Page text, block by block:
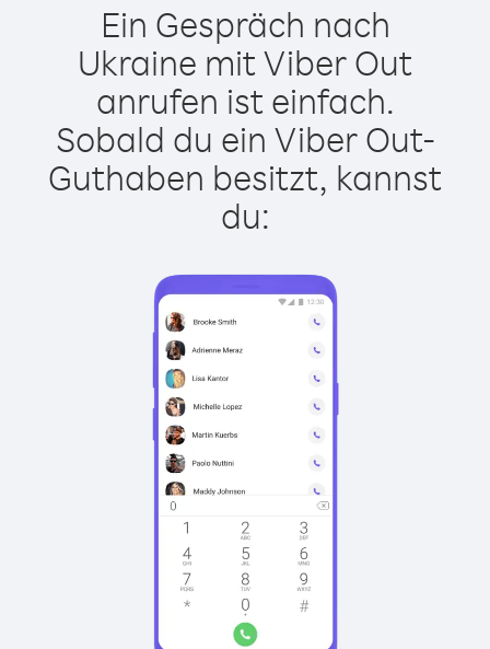
Ein Gespräch nach
Ukraine mit Viber Out
anrufen ist einfach.
Sobald du ein Viber Out-
Guthaben besitzt, kannst
du: